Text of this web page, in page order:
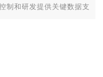
制和研发提供关键数据支